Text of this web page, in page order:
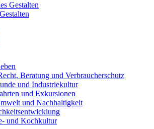
Gestalten
Beratung und Verbraucherschutz
und Industriekultur
und Exkursionen
und Nachhaltigkeit
und Kochkultur